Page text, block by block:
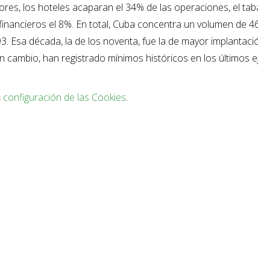
los hoteles acaparan el 34% de las operaciones, el
el 8%. En total, Cuba concentra un volumen de
Esa década, la de los noventa, fue la de mayor
cambio, han registrado mínimos históricos en los últimos
configuración de las Cookies.